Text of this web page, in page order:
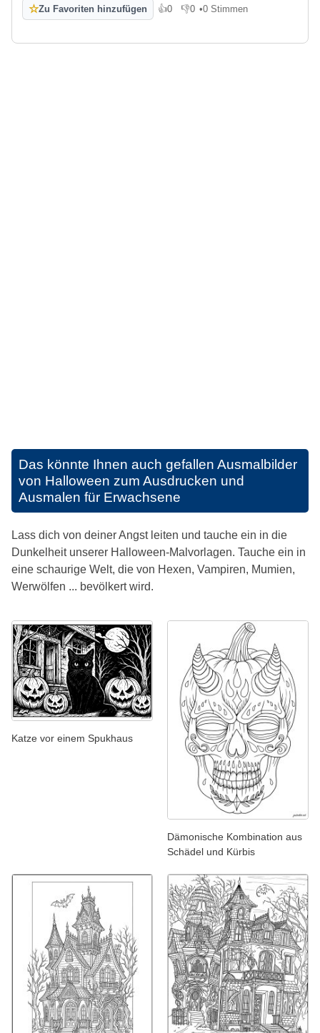
☆Zu Favoriten hinzufügen 👍0
Gefällt mir
👎0
Gefällt mir nicht
•0 Stimmen
Das könnte Ihnen auch gefallen Ausmalbilder
von Halloween zum Ausdrucken und
Ausmalen für Erwachsene
Lass dich von deiner Angst leiten und tauche ein in die
Dunkelheit unserer Halloween-Malvorlagen. Tauche ein in
eine schaurige Welt, die von Hexen, Vampiren, Mumien,
Werwölfen ... bevölkert wird.
Katze vor einem Spukhaus
Dämonische Kombination aus
Schädel und Kürbis